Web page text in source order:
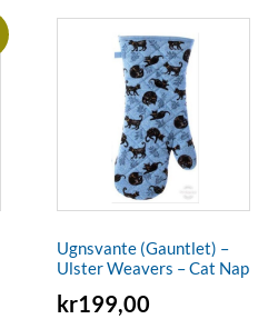
Ugnsvante (Gauntlet) –
Ulster Weavers – Cat Nap
kr199,00